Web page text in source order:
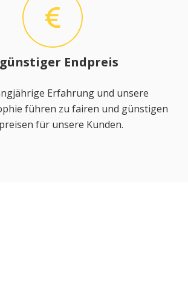
Endpreis
Erfahrung und unsere
führen zu fairen und günstigen
für unsere Kunden.